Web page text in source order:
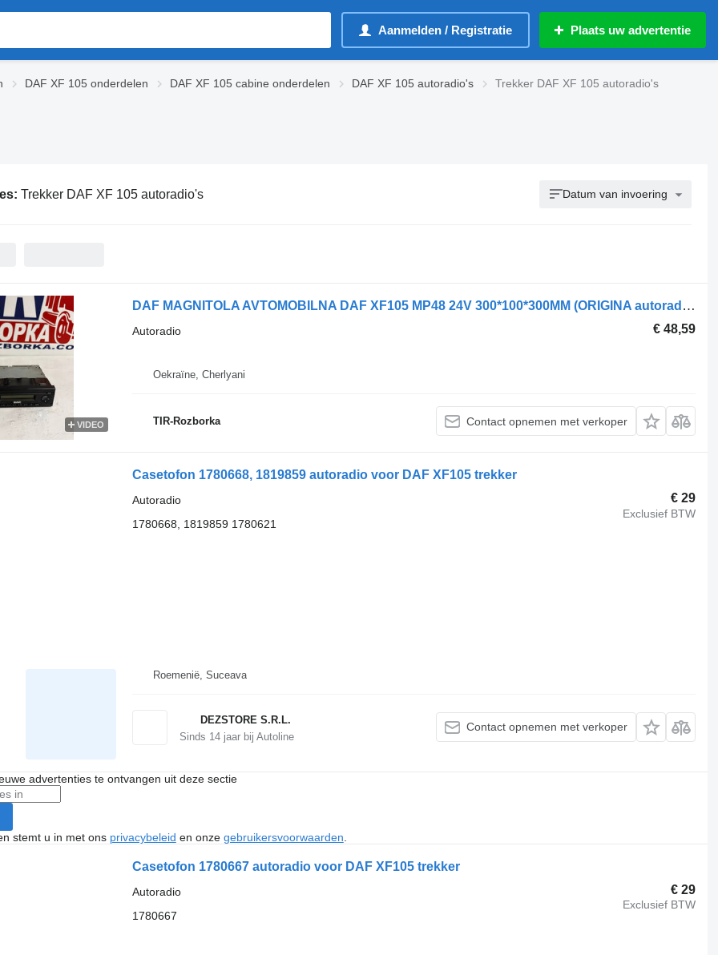
Aanmelden / Registratie Plaats uw advertentie
DAF XF 105 onderdelen DAF XF 105 cabine onderdelen DAF XF 105 autoradio's Trekker DAF XF 105 autoradio's
Trekker DAF XF 105 autoradio's Datum van invoering
VIDEO
DAF MAGNITOLA AVTOMOBILNA DAF XF105 MP48 24V 300*100*300MM (ORIGINA autoradio voor DAF XF105 trekker
€ 48,59
Autoradio
Oekraïne, Cherlyani
TIR-Rozborka Contact opnemen met verkoper
Casetofon 1780668, 1819859 autoradio voor DAF XF105 trekker
€ 29
Exclusief BTW
Autoradio
1780668, 1819859 1780621
Roemenië, Suceava
DEZSTORE S.R.L.
Sinds 14jaar bij Autoline
Contact opnemen met verkoper
advertenties te ontvangen uit deze sectie
stemt u in met ons privacybeleid en onze gebruikersvoorwaarden
Casetofon 1780667 autoradio voor DAF XF105 trekker
€ 29
Exclusief BTW
Autoradio
1780667